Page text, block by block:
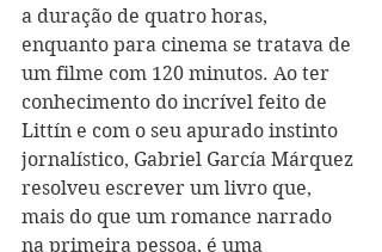
a duração de quatro horas,
enquanto para cinema se tratava de
um filme com 120 minutos. Ao ter
conhecimento do incrível feito de
Littín e com o seu apurado instinto
jornalístico, Gabriel García Márquez
resolveu escrever um livro que,
mais do que um romance narrado
na primeira pessoa, é uma